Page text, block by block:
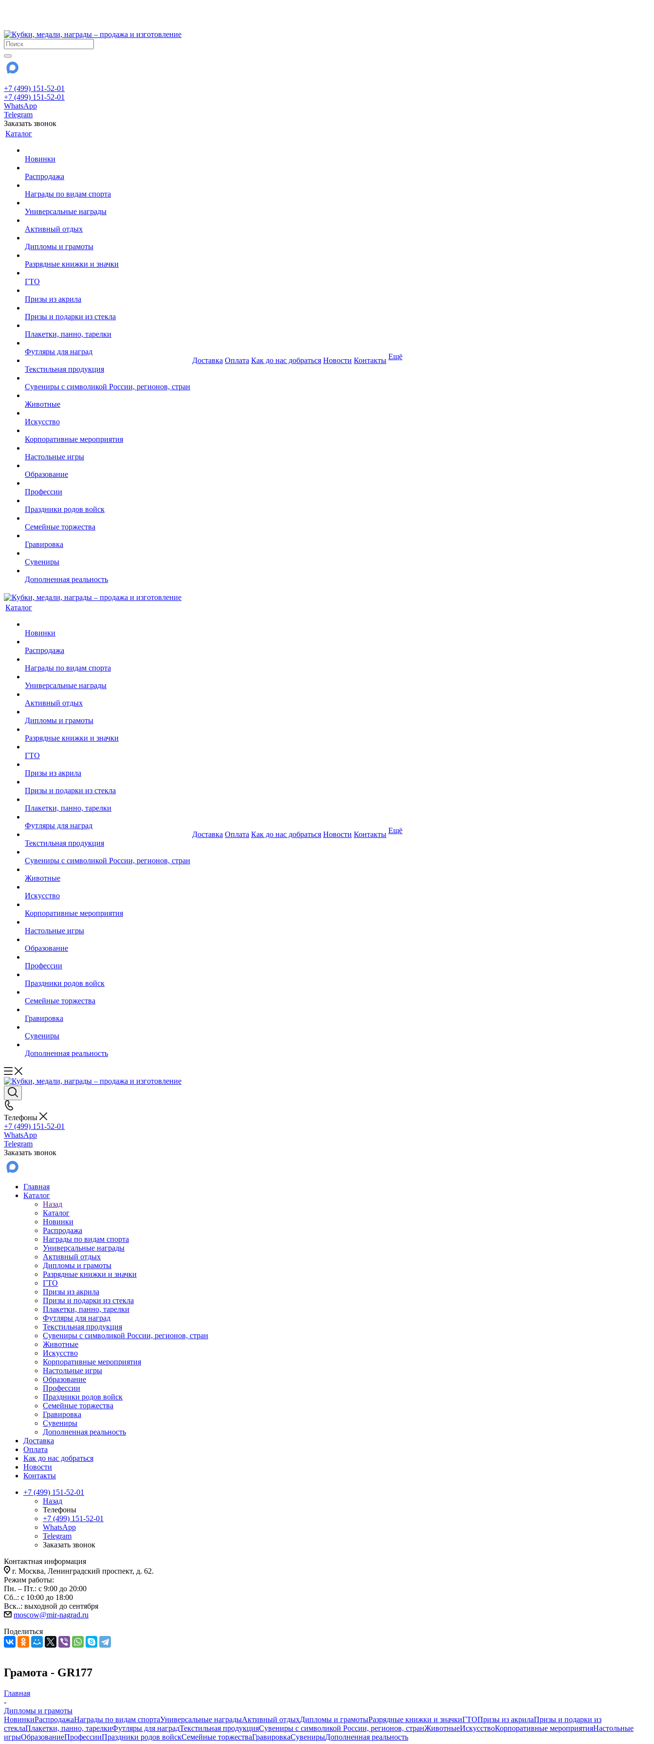
+7 (499) 151-52-01
+7 (499) 151-52-01
WhatsApp
Telegram
Заказать звонок
Каталог
Новинки
Распродажа
Награды по видам спорта
Универсальные награды
Активный отдых
Дипломы и грамоты
Разрядные книжки и значки
ГТО
Призы из акрила
Призы и подарки из стекла
Плакетки, панно, тарелки
Футляры для наград
Текстильная продукция
Сувениры с символикой России, регионов, стран
Животные
Искусство
Корпоративные мероприятия
Настольные игры
Образование
Профессии
Праздники родов войск
Семейные торжества
Гравировка
Сувениры
Дополненная реальность
Доставка Оплата Как до нас добраться Новости Контакты Ещё
Каталог
Новинки
Распродажа
Награды по видам спорта
Универсальные награды
Активный отдых
Дипломы и грамоты
Разрядные книжки и значки
ГТО
Призы из акрила
Призы и подарки из стекла
Плакетки, панно, тарелки
Футляры для наград
Текстильная продукция
Сувениры с символикой России, регионов, стран
Животные
Искусство
Корпоративные мероприятия
Настольные игры
Образование
Профессии
Праздники родов войск
Семейные торжества
Гравировка
Сувениры
Дополненная реальность
Доставка Оплата Как до нас добраться Новости Контакты Ещё
Телефоны
+7 (499) 151-52-01
WhatsApp
Telegram
Заказать звонок
Главная
Каталог
Назад
Каталог
Новинки
Распродажа
Награды по видам спорта
Универсальные награды
Активный отдых
Дипломы и грамоты
Разрядные книжки и значки
ГТО
Призы из акрила
Призы и подарки из стекла
Плакетки, панно, тарелки
Футляры для наград
Текстильная продукция
Сувениры с символикой России, регионов, стран
Животные
Искусство
Корпоративные мероприятия
Настольные игры
Образование
Профессии
Праздники родов войск
Семейные торжества
Гравировка
Сувениры
Дополненная реальность
Доставка
Оплата
Как до нас добраться
Новости
Контакты
+7 (499) 151-52-01
Назад
Телефоны
+7 (499) 151-52-01
WhatsApp
Telegram
Заказать звонок
Контактная информация
г. Москва, Ленинградский проспект, д. 62.
Режим работы:
Пн. – Пт.: с 9:00 до 20:00
Сб..: с 10:00 до 18:00
Вск..: выходной до сентября
moscow@mir-nagrad.ru
Поделиться
Грамота - GR177
Главная
-
Дипломы и грамоты
НовинкиРаспродажаНаграды по видам спортаУниверсальные наградыАктивный отдыхДипломы и грамотыРазрядные книжки и значкиГТОПризы из акрилаПризы и подарки из
стеклаПлакетки, панно, тарелкиФутляры для наградТекстильная продукцияСувениры с символикой России, регионов, странЖивотныеИскусствоКорпоративные мероприятияНастольные
игрыОбразованиеПрофессииПраздники родов войскСемейные торжестваГравировкаСувенирыДополненная реальность